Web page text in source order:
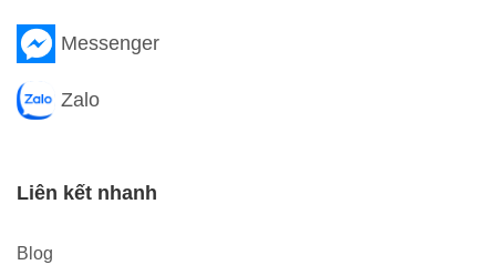
Messenger
Zalo
Liên kết nhanh
Blog